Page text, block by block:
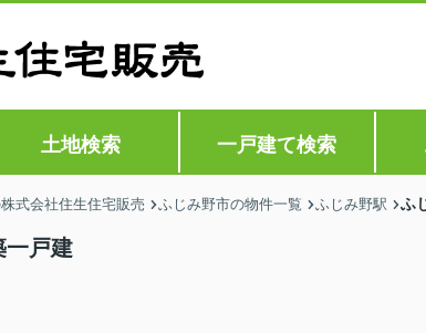
土地検索 一戸建て検索
式会社住生住宅販売 ふじみ野市の物件一覧 ふじみ野駅 ふ
一戸建